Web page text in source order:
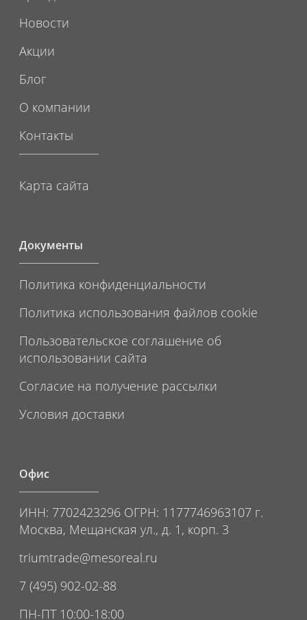
Новости
Акции
Блог
О компании
Контакты
Карта сайта
Документы
Политика конфиденциальности
Политика использования файлов cookie
Пользовательское соглашение об
использовании сайта
Согласие на получение рассылки
Условия доставки
Офис
ИНН: 7702423296 ОГРН: 1177746963107 г.
Москва, Мещанская ул., д. 1, корп. 3
triumtrade@mesoreal.ru
7 (495) 902-02-88
ПН-ПТ 10:00-18:00